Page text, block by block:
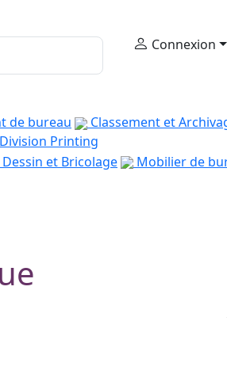
Connexion
de bureau
Classement et
Division Printing
Dessin et Bricolage
Mobilier de